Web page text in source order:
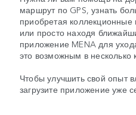
маршрут по GPS, узнать
приобретая
или просто находя
приложение MENA для
это возможным в несколько
Чтобы улучшить свой опыт
загрузите приложение уже